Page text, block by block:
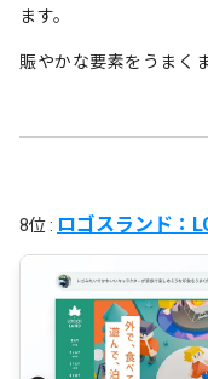
ます。
賑やかな要素をうまく
8位 : ロゴスランド：